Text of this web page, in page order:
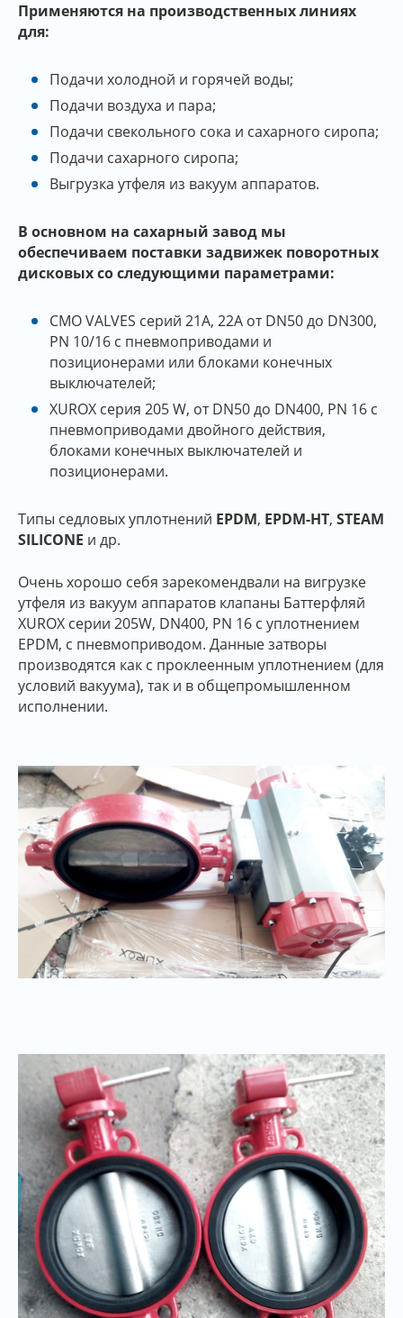
Применяются на производственных линиях
для:
Подачи холодной и горячей воды;
Подачи воздуха и пара;
Подачи свекольного сока и сахарного сиропа;
Подачи сахарного сиропа;
Выгрузка утфеля из вакуум аппаратов.
В основном на сахарный завод мы
обеспечиваем поставки задвижек поворотных
дисковых со следующими параметрами:
СМО VALVES серий 21А, 22А от DN50 до DN300,
PN 10/16 с пневмоприводами и
позиционерами или блоками конечных
выключателей;
XUROX серия 205 W, от DN50 до DN400, PN 16 с
пневмоприводами двойного действия,
блоками конечных выключателей и
позиционерами.
Типы седловых уплотнений EPDM, EPDM-HT, STEAM
SILICONE и др.
Очень хорошо себя зарекомендвали на вигрузке
утфеля из вакуум аппаратов клапаны Баттерфляй
XUROX серии 205W, DN400, PN 16 с уплотнением
EPDM, c пневмоприводом. Данные затворы
производятся как с проклеенным уплотнением (для
условий вакуума), так и в общепромышленном
исполнении.